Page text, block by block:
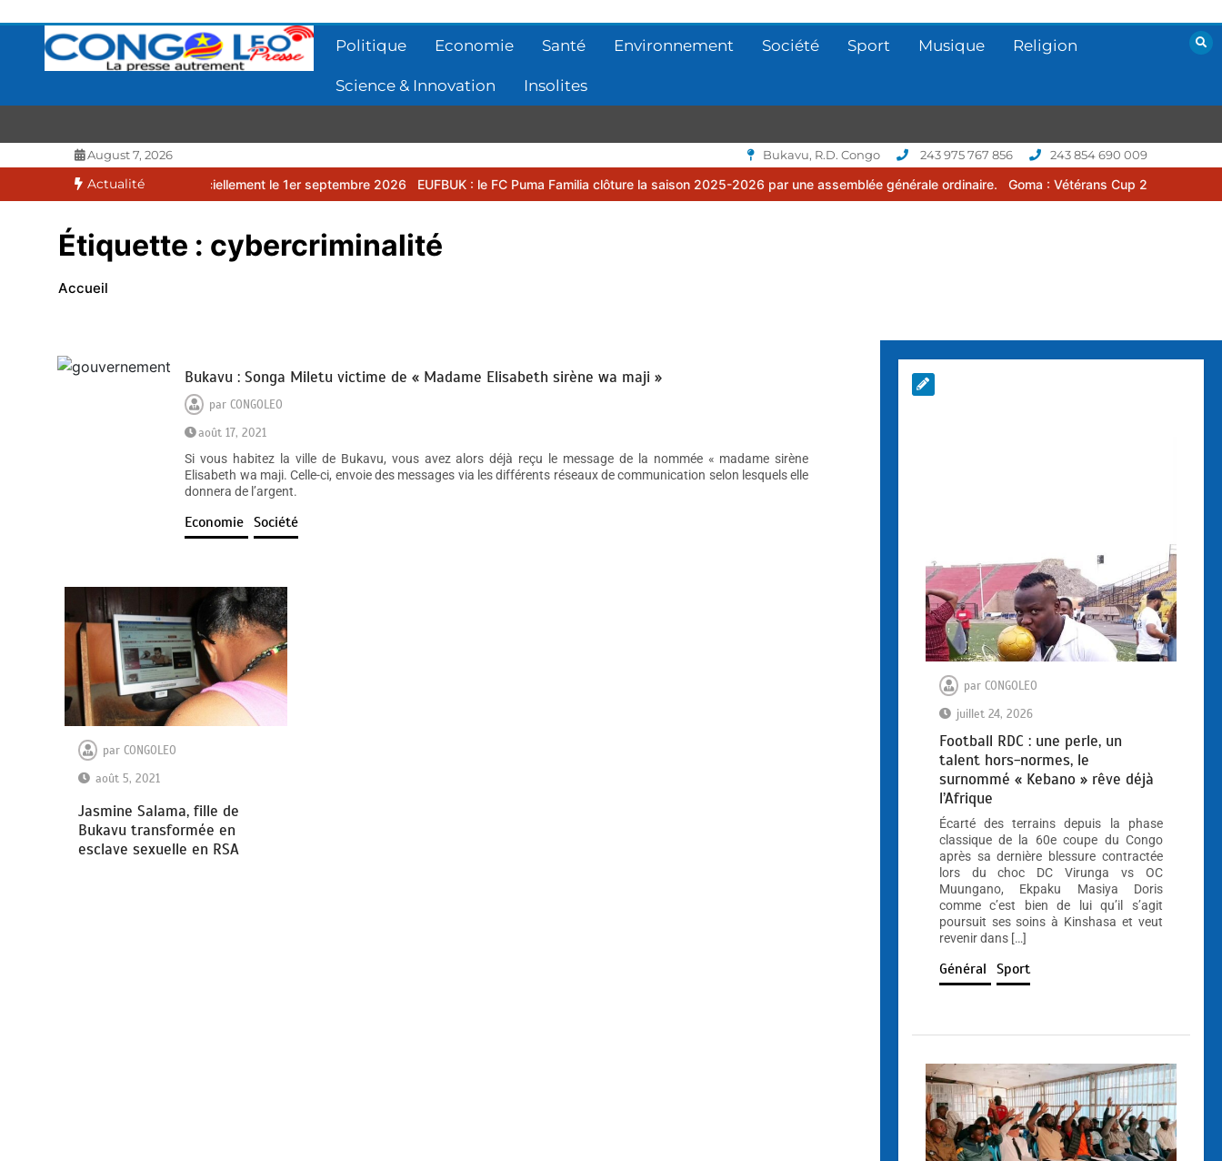
contenu
Politique Economie Santé Environnement Société Sport Musique Religion
Science & Innovation Insolites
CONGOLEO
La presse autrement
August 7, 2026 Bukavu, R.D. Congo 243 975 767 856 243 854 690 009
Actualité
débutera officiellement le 1er septembre 2026 EUFBUK : le FC Puma Familia clôture la saison 2025-2026 par une assemblée générale ordinaire. Goma : Vétérans Cup 2026 -2027, une
Étiquette : cybercriminalité
Accueil
Bukavu : Songa Miletu victime de « Madame Elisabeth sirène wa maji »
parCONGOLEO
août 17, 2021
Si vous habitez la ville de Bukavu, vous avez alors déjà reçu le message de la nommée « madame sirène
Elisabeth wa maji. Celle-ci, envoie des messages via les différents réseaux de communication selon lesquels elle
donnera de l’argent.
Economie Société
parCONGOLEO
août 5, 2021
Jasmine Salama, fille de
Bukavu transformée en
esclave sexuelle en RSA
par CONGOLEO
juillet 24, 2026
Football RDC : une perle, un
talent hors-normes, le
surnommé « Kebano » rêve déjà
l’Afrique
Écarté des terrains depuis la phase
classique de la 60e coupe du Congo
après sa dernière blessure contractée
lors du choc DC Virunga vs OC
Muungano, Ekpaku Masiya Doris
comme c’est bien de lui qu’il s’agit
poursuit ses soins à Kinshasa et veut
revenir dans […]
Général Sport